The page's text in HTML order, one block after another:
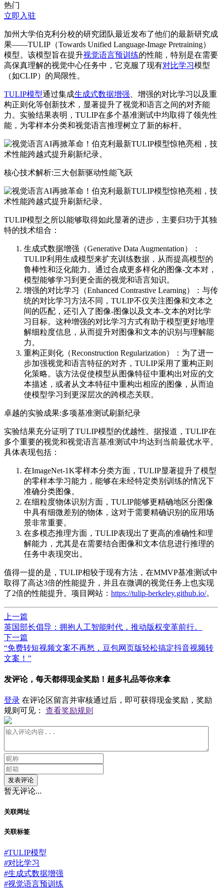
热门
立即入驻
加州大学伯克利分校的研究团队最近发布了他们的最新研究成
果——TULIP（Towards Unified Language-Image Pretraining）
模型。该模型旨在提升视觉语言预训练的性能，特别是在需要
高保真理解的视觉中心任务中，它克服了现有对比学习模型
（如CLIP）的局限性。
TULIP模型通过集成生成式数据增强 、增强的对比学习以及重
构正则化等创新技术，显著提升了视觉和语言之间的对齐能
力。实验结果表明，TULIP在多个基准测试中均取得了领先性
能，为零样本分类和视觉语言推理树立了新的标杆。
核心技术解析:三大创新驱动性能飞跃
TULIP模型之所以能够取得如此显著的进步，主要归功于其独
特的技术组合：
生成式数据增强（Generative Data Augmentation）：
TULIP利用生成模型来扩充训练数据，从而提高模型的
鲁棒性和泛化能力。通过合成更多样化的图像-文本对，
模型能够学习到更全面的视觉和语言知识。
增强的对比学习（Enhanced Contrastive Learning）：与传
统的对比学习方法不同，TULIP不仅关注图像和文本之
间的匹配，还引入了图像-图像以及文本-文本的对比学
习目标。这种增强的对比学习方式有助于模型更好地理
解细粒度信息，从而提升对图像和文本的识别与理解能
力。
重构正则化（Reconstruction Regularization）：为了进一
步加强视觉和语言特征的对齐，TULIP采用了重构正则
化策略。该方法促使模型从图像特征中重构出对应的文
本描述，或者从文本特征中重构出相应的图像，从而迫
使模型学习到更深层次的跨模态关联。
卓越的实验成果:多项基准测试刷新纪录
实验结果充分证明了TULIP模型的优越性。据报道，TULIP在
多个重要的视觉和视觉语言基准测试中均达到当前最优水平。
具体表现包括：
在ImageNet-1K零样本分类方面，TULIP显著提升了模型
的零样本学习能力，能够在未经特定类别训练的情况下
准确分类图像。
在细粒度物体识别方面，TULIP能够更精确地区分图像
中具有细微差别的物体，这对于需要精确识别的应用场
景非常重要。
在多模态推理方面，TULIP表现出了更高的准确性和理
解能力，尤其是在需要结合图像和文本信息进行推理的
任务中表现突出。
值得一提的是，TULIP相较于现有方法，在MMVP基准测试中
取得了高达3倍的性能提升，并且在微调的视觉任务上也实现
了2倍的性能提升。项目网站： https://tulip-berkeley.github.io/。
上一篇
英国部长倡导：拥抱人工智能时代，推动版权变革前行。
下一篇
“免费转短视频文案不再愁，豆包网页版轻松搞定抖音视频转
文案！”
发评论，每天都得现金奖励！超多礼品等你来拿
登录 在评论区留言并审核通过后，即可获得现金奖励，奖励
规则可见： 查看奖励规则
发表评论
暂无评论...
关联网址
关联标签
#TULIP模型
#对比学习
#生成式数据增强
#视觉语言预训练